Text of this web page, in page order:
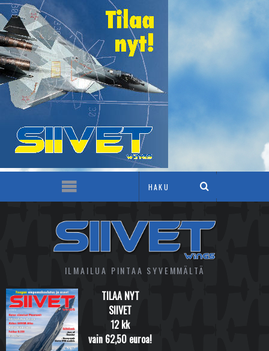
ILMAILUA PINTAA SYVEMMÄLTÄ
TILAA NYT
SIIVET
12 kk
vain 62,50 euroa!